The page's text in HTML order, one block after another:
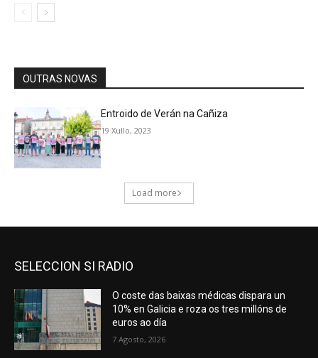
SELECCION SI RADIO
O coste das baixas médicas dispara un
10% en Galicia e roza os tres millóns de
euros ao día
7 Agosto, 2026